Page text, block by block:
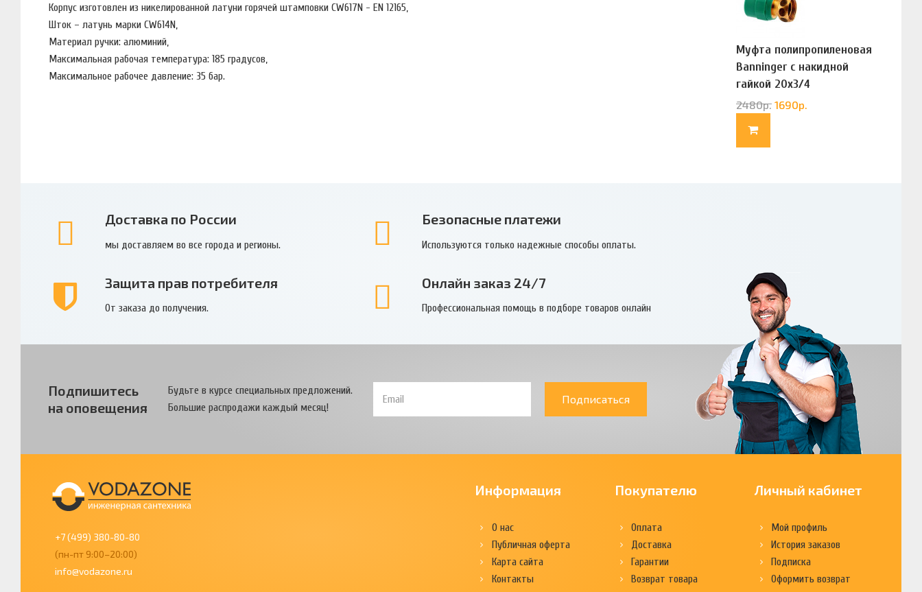
Корпус изготовлен из никелированной латуни горячей штамповки CW617N - EN 12165,
Шток – латунь марки CW614N,
Материал ручки: алюминий,
Максимальная рабочая температура: 185 градусов,
Максимальное рабочее давление: 35 бар.
Муфта полипропиленовая
Banninger с накидной
гайкой 20х3/4
(G83322020)
2480р. 1690р.
Доставка по России
мы доставляем во все города и регионы.
Безопасные платежи
Используются только надежные способы оплаты.
Защита прав потребителя
От заказа до получения.
Онлайн заказ 24/7
Профессиональная помощь в подборе товаров онлайн
Подпишитесь
на оповещения
Будьте в курсе специальных предложений.
Большие распродажи каждый месяц!
Подписаться
+7 (499) 380-80-80
(пн-пт 9:00–20:00)
info@vodazone.ru
Информация
О нас
Публичная оферта
Карта сайта
Контакты
Покупателю
Оплата
Доставка
Гарантии
Возврат товара
Личный кабинет
Мой профиль
История заказов
Подписка
Оформить возврат